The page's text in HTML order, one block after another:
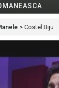
> Costel Biju